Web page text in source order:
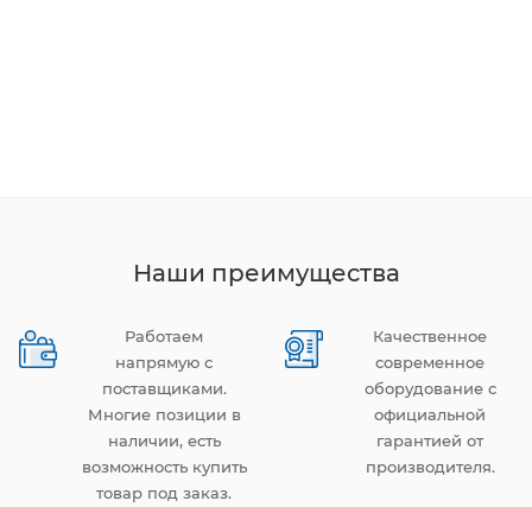
Наши преимущества
Работаем
напрямую с
поставщиками.
Многие позиции в
наличии, есть
возможность купить
товар под заказ.
Качественное
современное
оборудование с
официальной
гарантией от
производителя.